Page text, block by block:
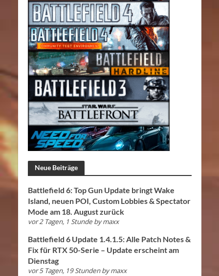
Neue Beiträge
Battlefield 6: Top Gun Update bringt Wake
Island, neuen POI, Custom Lobbies & Spectator
Mode am 18. August zurück
vor 2 Tagen, 1 Stunde bymaxx
Battlefield 6 Update 1.4.1.5: Alle Patch Notes &
Fix für RTX 50-Serie – Update erscheint am
Dienstag
vor 5 Tagen, 19 Stunden bymaxx